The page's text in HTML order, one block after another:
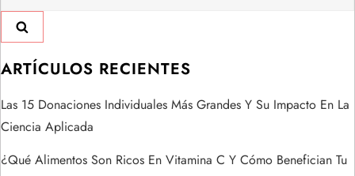
c
i
ó
n
d
ARTÍCULOS RECIENTES
Las 15 Donaciones Individuales Más Grandes Y Su Impacto En La
Ciencia Aplicada
¿Qué Alimentos Son Ricos En Vitamina C Y Cómo Benefician Tu